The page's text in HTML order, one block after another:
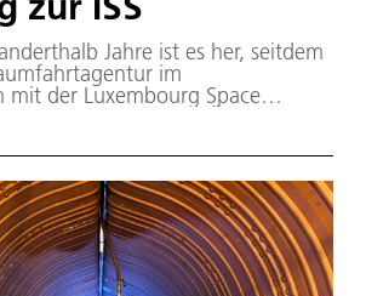
Jahre ist es her, seitdem
im
mit der Luxembourg Space
2021 hatten beide
Studierende dazu aufgerufen,
Experimente auf der
ISS einzureichen.